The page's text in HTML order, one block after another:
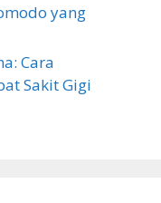
yang
Cara
Sakit Gigi